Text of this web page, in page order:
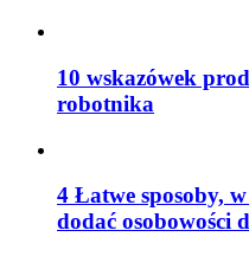
10 wskazówek
robotnika
4 Łatwe sposoby,
dodać osobowości